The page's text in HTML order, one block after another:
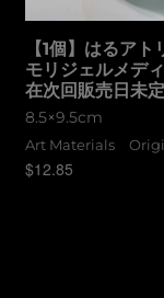
【1個】はるアト
モリジェルメデ
在次回販売日未
8.5×9.5cm
$12.85